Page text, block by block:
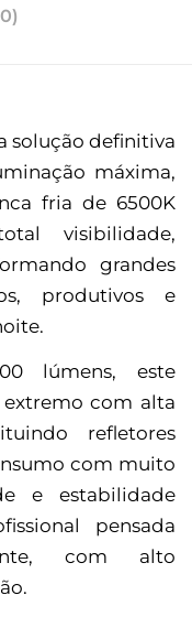
solução definitiva
máxima,
fria de 6500K
visibilidade,
grandes
produtivos e
lúmens, este
com alta
refletores
com muito
e estabilidade
pensada
com alto